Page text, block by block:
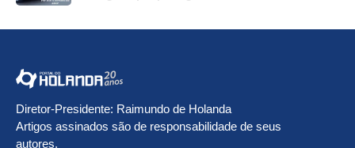
Diretor-Presidente: Raimundo de Holanda
Artigos assinados são de responsabilidade de seus
autores.